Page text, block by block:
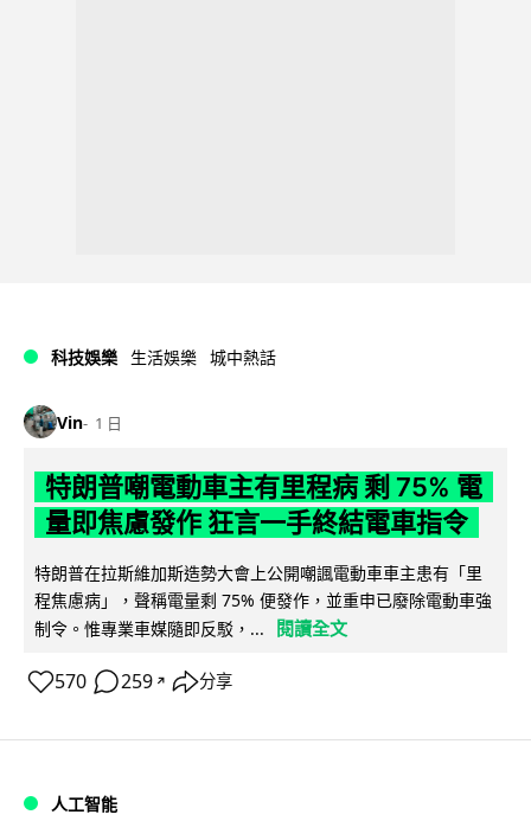
科技娛樂 生活娛樂 城中熱話
Vin 1 日
特朗普嘲電動車主有里程病 剩 75% 電
量即焦慮發作 狂言一手終結電車指令
特朗普在拉斯維加斯造勢大會上公開嘲諷電動車車主患有「里
程焦慮病」，聲稱電量剩 75% 便發作，並重申已廢除電動車強
制令。惟專業車媒隨即反駁，...
閱讀全文
570 259 ↗ 分享
人工智能